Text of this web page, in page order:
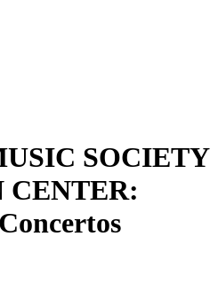
SOCIETY
CENTER: